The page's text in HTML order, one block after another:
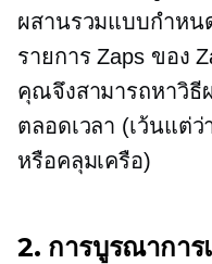
ผสานรวมแบบกำหน
รายการ Zaps ของ
คุณจึงสามารถหาวิธี
ตลอดเวลา (เว้นแต่
หรือคลุมเครือ)
2. การบูรณาการ